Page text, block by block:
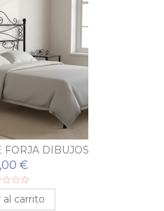
FORJA DIBUJOS
€
al carrito